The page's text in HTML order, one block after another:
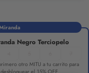
Negro Terciopelo
otro MITU a tu carrito para
desbloquear el 15% OFF